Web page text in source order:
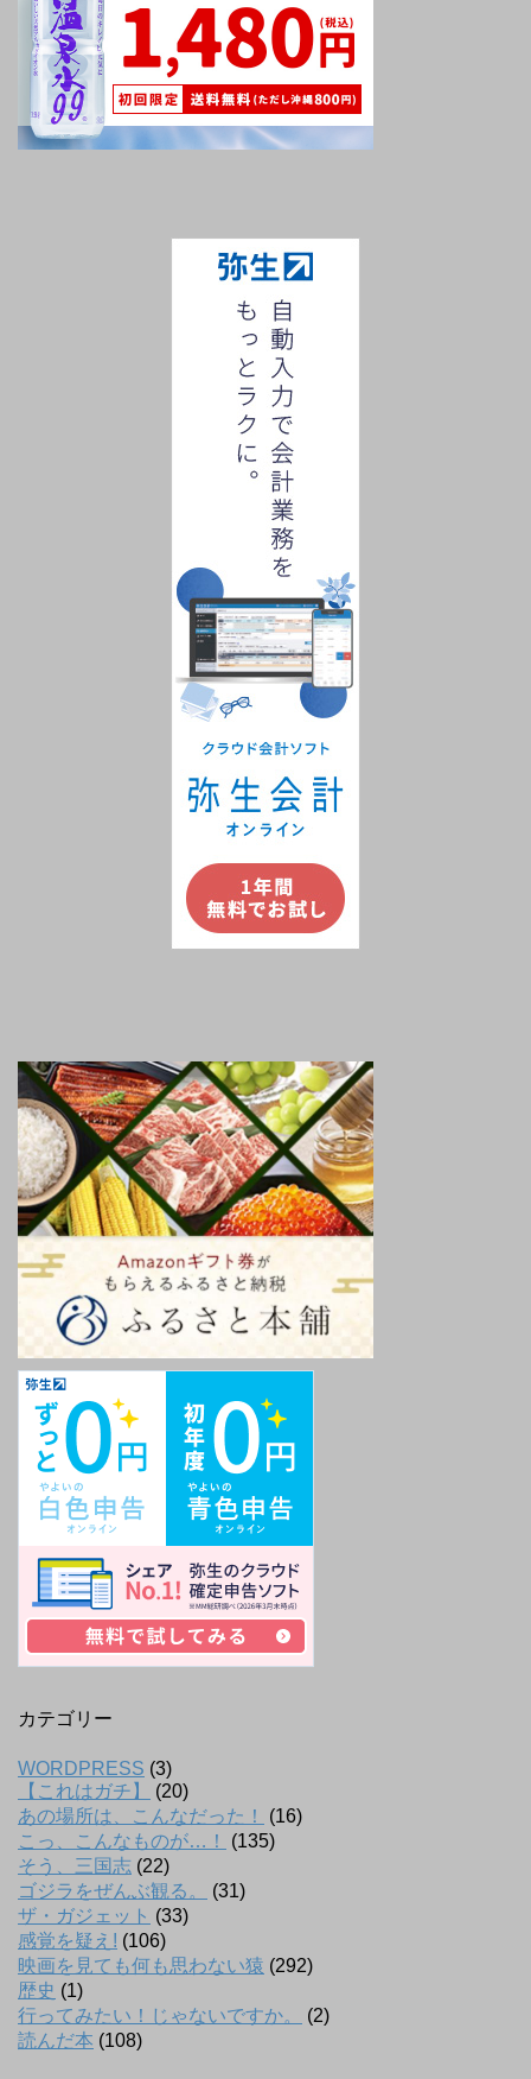
カテゴリー
WORDPRESS (3)
【これはガチ】
(20)
あの場所は、こんなだった！
(16)
こっ、こんなものが…！
(135)
そう、三国志 (22)
ゴジラをぜんぶ観る。
(31)
ザ・ガジェット (33)
感覚を疑え! (106)
映画を見ても何も思わない猿 (292)
歴史 (1)
行ってみたい！じゃないですか。
(2)
読んだ本 (108)